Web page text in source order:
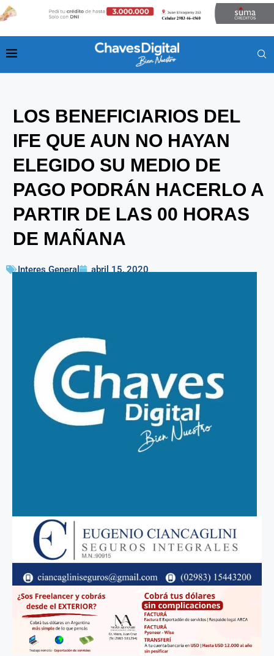
LOS BENEFICIARIOS DEL
IFE QUE AUN NO HAYAN
ELEGIDO SU MEDIO DE
PAGO PODRÁN HACERLO A
PARTIR DE LAS 00 HORAS
DE MAÑANA
Interes General abril 15, 2020